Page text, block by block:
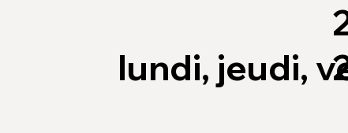
lundi, jeudi,